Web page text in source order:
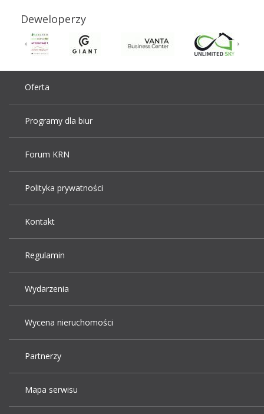
Deweloperzy
Oferta
Programy dla biur
Forum KRN
Polityka prywatności
Kontakt
Regulamin
Wydarzenia
Wycena nieruchomości
Partnerzy
Mapa serwisu